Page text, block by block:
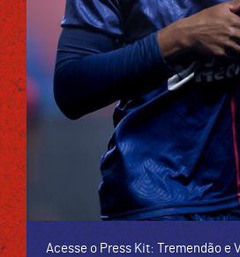
Acesse o Press Kit: Tremendão e